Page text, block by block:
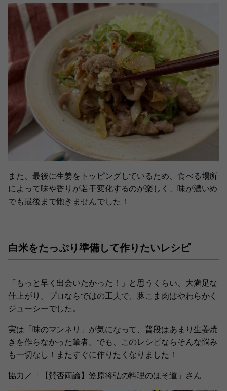
また、最後に生姜をトッピングしているため、食べる場所
によって味や香りが若干変化するのが楽しく、味が濃いめ
でも最後まで飽きませんでした！
白米をたっぷり準備して作りたいレシピ
「もっと早く出会いたかった！」と思うくらい、大満足な
仕上がり。プロならではの工夫で、豚こま肉はやわらかく
ジューシーでした。
実は「味のマンネリ」が気になって、普段はあまり生姜焼
きを作らなかった筆者。でも、このレシピならそんな悩み
も一切なし！またすぐに作りたくなりました！
協力／「【賛否両論】笠原将弘の料理のほそ道」さん